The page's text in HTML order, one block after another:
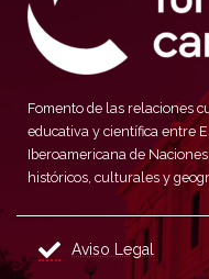
Fomento de las relaciones
educativa y científica entre
Iberoamericana de
históricos, culturales y
Aviso Legal